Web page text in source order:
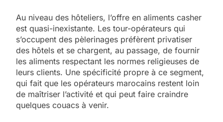
Au niveau des hôteliers, l’offre en aliments casher
est quasi-inexistante. Les tour-opérateurs qui
s’occupent des pèlerinages préfèrent privatiser
des hôtels et se chargent, au passage, de fournir
les aliments respectant les normes religieuses de
leurs clients. Une spécificité propre à ce segment,
qui fait que les opérateurs marocains restent loin
de maîtriser l’activité et qui peut faire craindre
quelques couacs à venir.